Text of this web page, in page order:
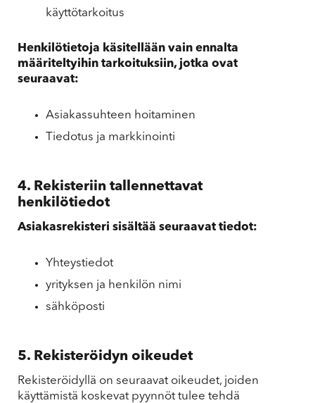
käyttötarkoitus
Henkilötietoja käsitellään vain ennalta
määriteltyihin tarkoituksiin, jotka ovat
seuraavat:
Asiakassuhteen hoitaminen
Tiedotus ja markkinointi
4. Rekisteriin tallennettavat
henkilötiedot
Asiakasrekisteri sisältää seuraavat tiedot:
Yhteystiedot
yrityksen ja henkilön nimi
sähköposti
5. Rekisteröidyn oikeudet
Rekisteröidyllä on seuraavat oikeudet, joiden
käyttämistä koskevat pyynnöt tulee tehdä